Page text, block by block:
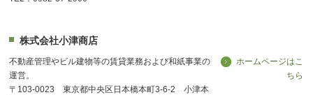
株式会社小津商店
不動産管理やビル建物等の賃貸業務および和紙事業の
運営。
〒103-0023 東京都中央区日本橋本町3-6-2 小津本
ホームページはこ
ちら